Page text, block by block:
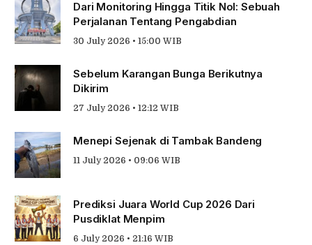
Dari Monitoring Hingga Titik Nol: Sebuah
Perjalanan Tentang Pengabdian
30 July 2026 • 15:00 WIB
Sebelum Karangan Bunga Berikutnya
Dikirim
27 July 2026 • 12:12 WIB
Menepi Sejenak di Tambak Bandeng
11 July 2026 • 09:06 WIB
Prediksi Juara World Cup 2026 Dari
Pusdiklat Menpim
6 July 2026 • 21:16 WIB